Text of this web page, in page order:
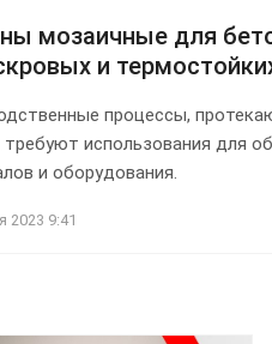
мозаичные для
и
процессы,
использования для
и оборудования.
2023 9:41